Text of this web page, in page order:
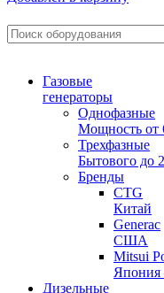
Газовые
генераторы
Однофазные
Мощность от
Трехфазные
Бытового до
Бренды
CTG
Китай
Generac
США
Mitsui
Дизельные